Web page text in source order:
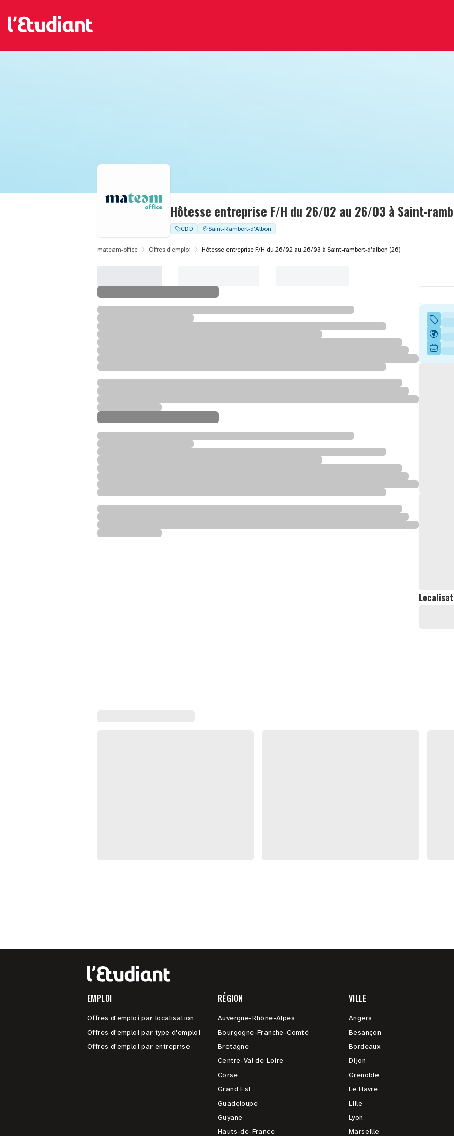
Hôtesse entreprise F/H du 26/02 au 26/03 à Saint-
CDD Saint-Rambert-d'Albon
mateam-office Offres d'emploi Hôtesse entreprise F/H du 26/02 au 26/03 à Saint-rambert-d'albon (26)
EMPLOI
Offres d'emploi par localisation
Offres d'emploi par type d'emploi
Offres d'emploi par entreprise
RÉGION
Auvergne-Rhône-Alpes
Bourgogne-Franche-Comté
Bretagne
Centre-Val de Loire
Corse
Grand Est
Guadeloupe
Guyane
Hauts-de-France
VILLE
Angers
Besançon
Bordeaux
Dijon
Grenoble
Le Havre
Lille
Lyon
Marseille